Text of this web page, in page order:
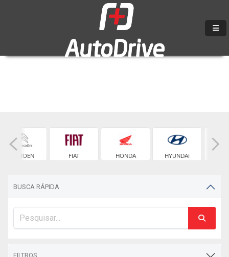
CITROEN FIAT HONDA HYUNDAI
BUSCA RÁPIDA
FILTROS